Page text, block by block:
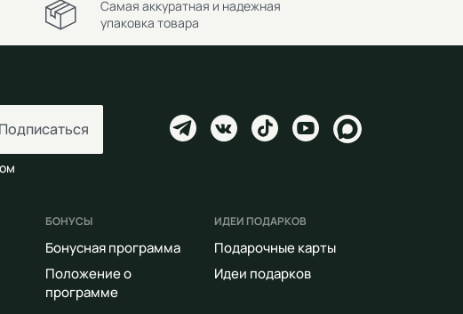
Самая аккуратная и надежная
упаковка товара
Подписаться
БОНУСЫ
Бонусная программа
Положение о
программе
ИДЕИ ПОДАРКОВ
Подарочные карты
Идеи подарков